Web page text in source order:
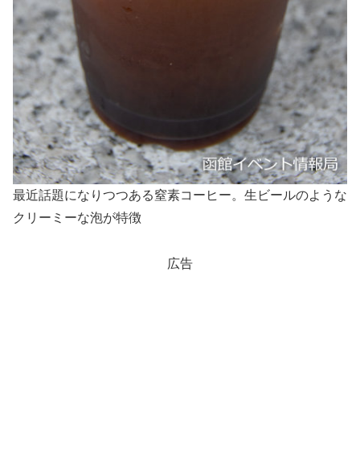
最近話題になりつつある窒素コーヒー。生ビールのような
クリーミーな泡が特徴
広告